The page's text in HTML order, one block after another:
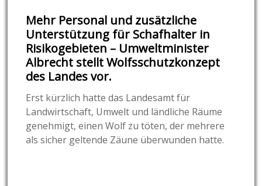
Mehr Personal und zusätzliche
Unterstützung für Schafhalter in
Risikogebieten – Umweltminister
Albrecht stellt Wolfsschutzkonzept
des Landes vor.
Erst kürzlich hatte das Landesamt für
Landwirtschaft, Umwelt und ländliche Räume
genehmigt, einen Wolf zu töten, der mehrere
als sicher geltende Zäune überwunden hatte.